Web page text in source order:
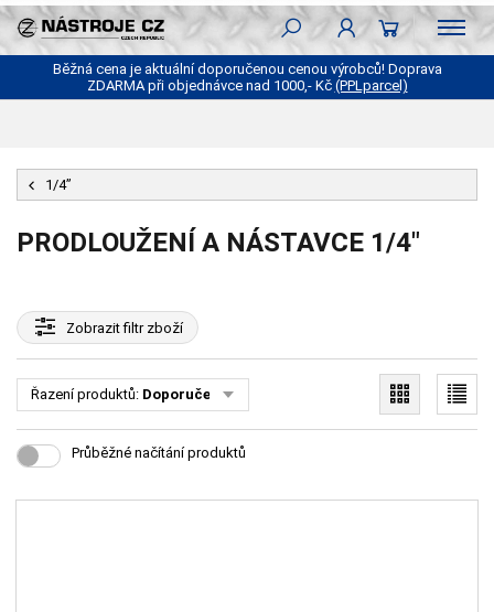
Běžná cena je aktuální doporučenou cenou výrobců! Doprava
ZDARMA při objednávce nad 1000,- Kč (PPLparcel)
1/4”
PRODLOUŽENÍ A NÁSTAVCE 1/4"
Zobrazitfiltr zboží
Řazení produktů: Doporučené
Průběžné načítání produktů